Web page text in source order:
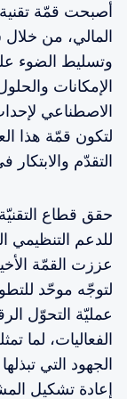
أصبحت قمّة تقنية
المالي، من خلال
وتسليط الضوء
الإمكانات
الاصطناعي
لتكون قمّة هذا
التقدّم
حقق قطاع
للدعم التنظيمي
عززت القمّة
لتوجّه موحّد
عمليّة التحوّل
الفعاليات، لما
الجهود التي
إعادة تشكيل